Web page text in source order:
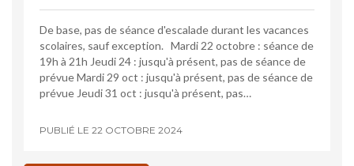
De base, pas de séance d'escalade durant les vacances
scolaires, sauf exception. Mardi 22 octobre : séance de
19h à 21h Jeudi 24 : jusqu'à présent, pas de séance de
prévue Mardi 29 oct : jusqu'à présent, pas de séance de
prévue Jeudi 31 oct : jusqu'à présent, pas…
PUBLIÉ LE 22 OCTOBRE 2024